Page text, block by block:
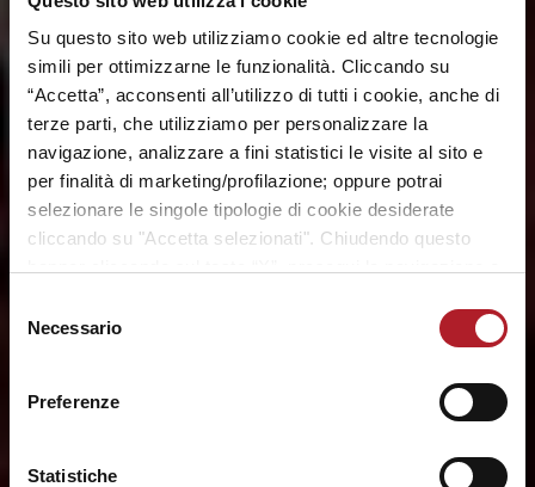
Su questo sito web utilizziamo cookie ed altre tecnologie
simili per ottimizzarne le funzionalità. Cliccando su
“Accetta”, acconsenti all’utilizzo di tutti i cookie, anche di
terze parti, che utilizziamo per personalizzare la
navigazione, analizzare a fini statistici le visite al sito e
per finalità di marketing/profilazione; oppure potrai
selezionare le singole tipologie di cookie desiderate
cliccando su "Accetta selezionati". Chiudendo questo
fruizione del sito. Potrai modificare le tue preferenze in
ogni momento mediante il link “Impostazione dei cookie”
a fine pagina. Per ulteriori informazioni ti invitiamo a
prendere visione della
delNecessario
Preferenze
Statistiche